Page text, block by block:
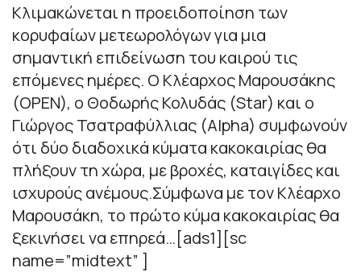
Κλιμακώνεται η προειδοποίηση των
κορυφαίων μετεωρολόγων για μια
σημαντική επιδείνωση του καιρού τις
επόμενες ημέρες. Ο Κλέαρχος Μαρουσάκης
(OPEN), ο Θοδωρής Κολυδάς (Star) και ο
Γιώργος Τσατραφύλλιας (Alpha) συμφωνούν
ότι δύο διαδοχικά κύματα κακοκαιρίας θα
πλήξουν τη χώρα, με βροχές, καταιγίδες και
ισχυρούς ανέμους.Σύμφωνα με τον Κλέαρχο
Μαρουσάκη, το πρώτο κύμα κακοκαιρίας θα
ξεκινήσει να επηρεά…[ads1][sc
name=”midtext” ]